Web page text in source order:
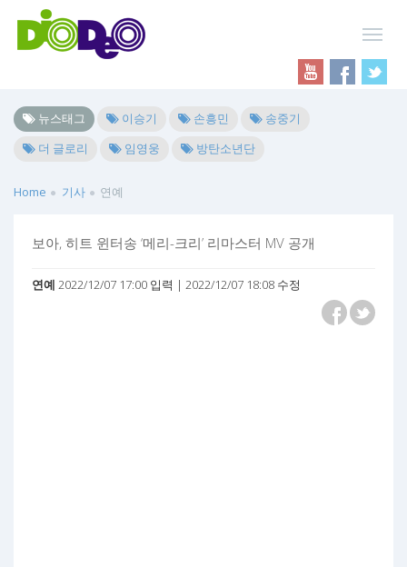
뉴스태그 이승기 손흥민
송중기
더 글로리
임영웅 방탄소년단
Home 기사 연예
보아, 히트 윈터송 ‘메리-크리’ 리마스터 MV 공개
연예 2022/12/07 17:00 입력 | 2022/12/07 18:08 수정